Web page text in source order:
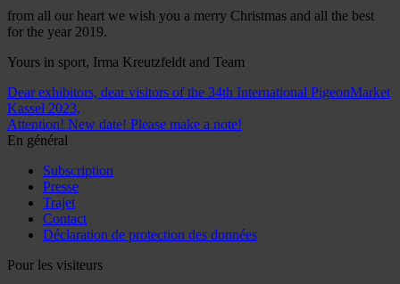
from all our heart we wish you a merry Christmas and all the best
for the year 2019.
Yours in sport, Irma Kreutzfeldt and Team
Dear exhibitors, dear visitors of the 34th International PigeonMarket
Kassel 2023,
Attention! New date! Please make a note!
En général
Subscription
Presse
Trajet
Contact
Déclaration de protection des données
Pour les visiteurs